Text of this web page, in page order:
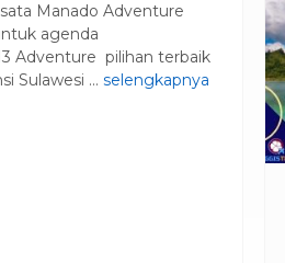
Manado Adventure
agenda
Adventure pilihan terbaik
Sulawesi ... selengkapnya
Paket Tour Wisata
4